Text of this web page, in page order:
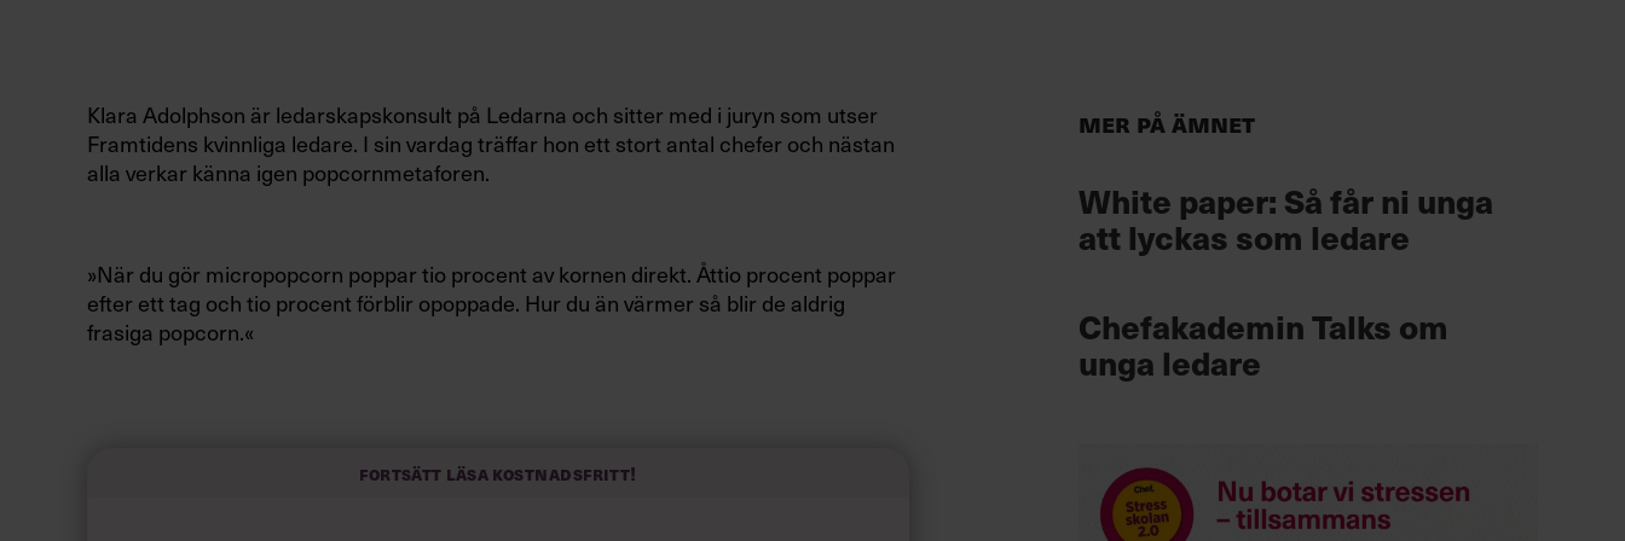
Klara Adolphson är ledarskapskonsult på Ledarna och sitter med i juryn som utser
Framtidens kvinnliga ledare. I sin vardag träffar hon ett stort antal chefer och nästan
alla verkar känna igen popcornmetaforen.
»När du gör micropopcorn poppar tio procent av kornen direkt. Åttio procent poppar
efter ett tag och tio procent förblir opoppade. Hur du än värmer så blir de aldrig
frasiga popcorn.«
menar, tar initiativ och leder ihop med dig. Åttio procent fattar galoppen först när ser
att de tio första procenten har satt igång. Men de sista tio procenten vaknar aldrig
Fortsätt läsa kostnadsfritt!
Mer på ämnet
White paper: Så får ni unga
att lyckas som ledare
Chefakademin Talks om
unga ledare